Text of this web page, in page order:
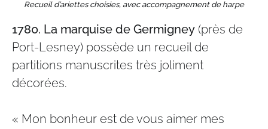
Recueil d’ariettes choisies, avec accompagnement de harpe
1780. La marquise de Germigney (près de
Port-Lesney) possède un recueil de
partitions manuscrites très joliment
décorées.
« Mon bonheur est de vous aimer mes